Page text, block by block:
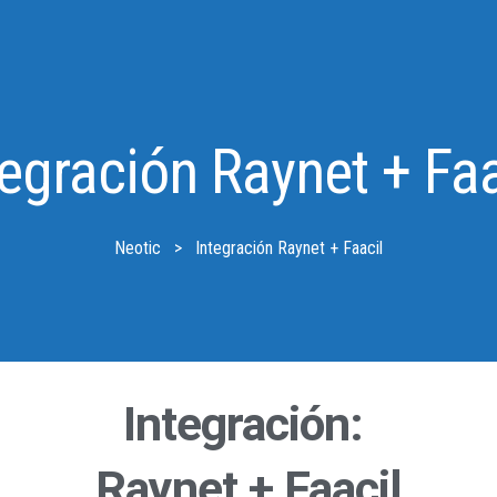
Raynet +
Neotic > Integración Raynet + Faacil
Integración: